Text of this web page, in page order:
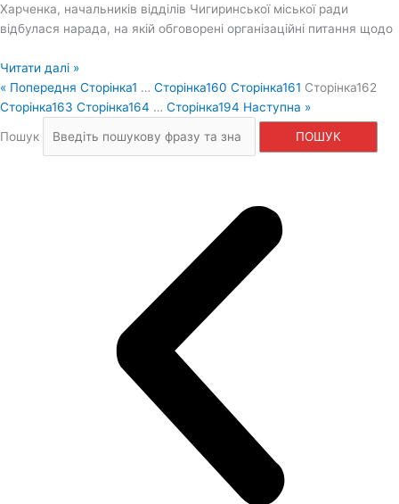
Харченка, начальників відділів Чигиринської міської ради
відбулася нарада, на якій обговорені організаційні питання щодо
Читати далі »
« Попередня Сторінка1 … Сторінка160 Сторінка161 Сторінка162
Сторінка163 Сторінка164 … Сторінка194 Наступна »
Пошук ПОШУК